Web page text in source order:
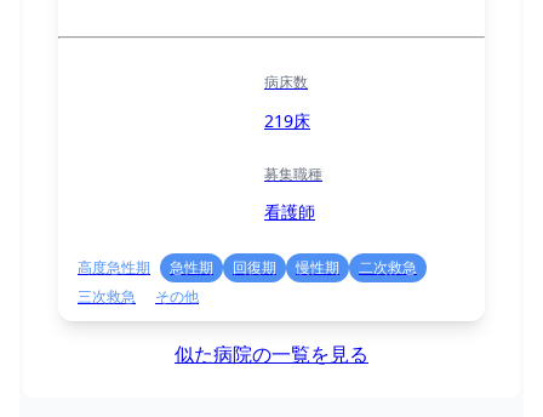
病床数
219床
募集職種
看護師
高度急性期 急性期 回復期 慢性期
二次救急
三次救急
その他
似た病院の一覧を見る